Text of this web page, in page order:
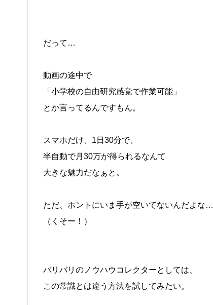
だって…
動画の途中で
「小学校の自由研究感覚で作業可能」
とか言ってるんですもん。
スマホだけ、1日30分で、
半自動で月30万が得られるなんて
大きな魅力だなぁと。
ただ、ホントにいま手が空いてないんだよな…
（くそー！）
バリバリのノウハウコレクターとしては、
この常識とは違う方法を試してみたい。